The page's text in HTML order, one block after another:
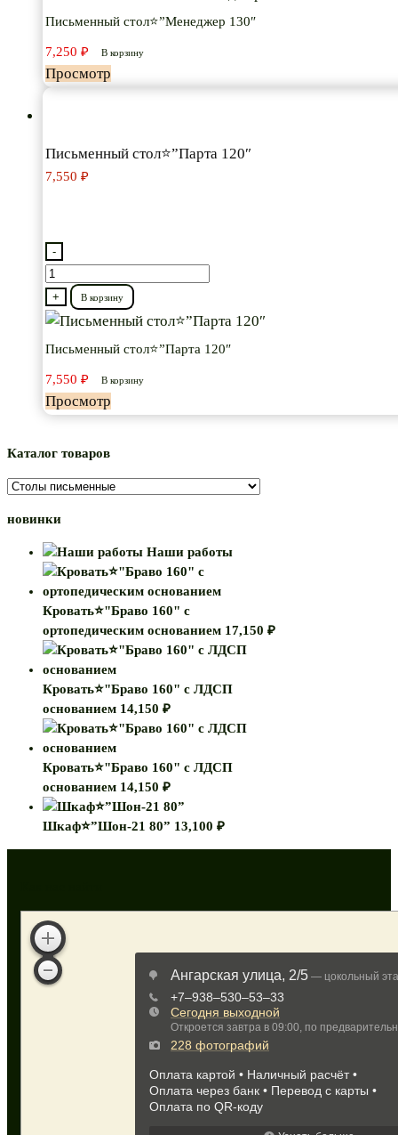
Письменный стол⭐”Менеджер 130″
7,250 ₽ В корзину
Просмотр
Письменный стол⭐”Парта 120″
7,550 ₽
-
Количество
товара
Письменный
+ В корзину
Письменный стол⭐”Парта 120″
7,550 ₽ В корзину
Просмотр
Каталог товаров
новинки
Наши работы
Кровать⭐"Браво 160" с
ортопедическим основанием 17,150 ₽
Кровать⭐"Браво 160" с ЛДСП
основанием 14,150 ₽
Кровать⭐"Браво 160" с ЛДСП
основанием 14,150 ₽
Шкаф⭐”Шон-21 80” 13,100 ₽